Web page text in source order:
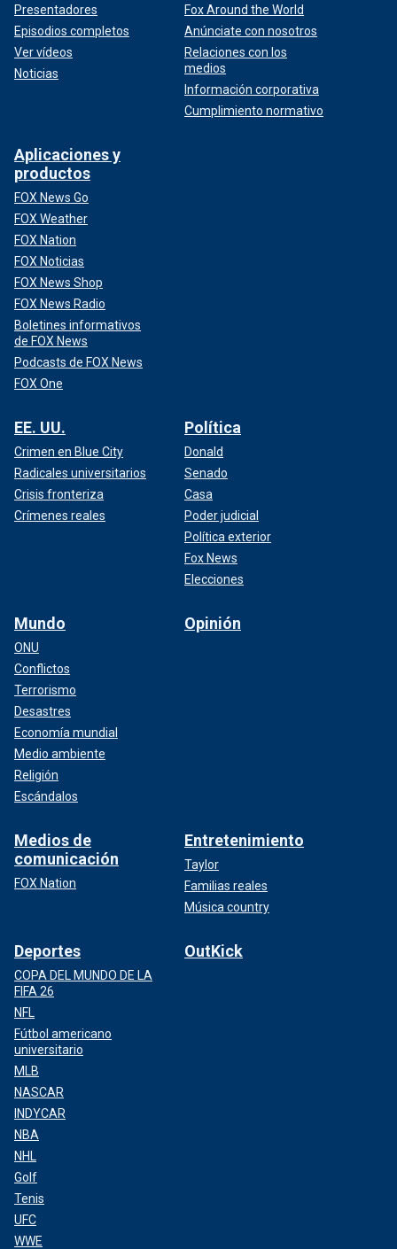
Presentadores
Episodios completos
Ver vídeos
Noticias
Fox Around the World
Anúnciate con nosotros
Relaciones con los
medios
Información corporativa
Cumplimiento normativo
Aplicaciones y
productos
FOX News Go
FOX Weather
FOX Nation
FOX Noticias
FOX News Shop
FOX News Radio
Boletines informativos
de FOX News
Podcasts de FOX News
FOX One
EE. UU.
Crimen en Blue City
Radicales universitarios
Crisis fronteriza
Crímenes reales
Política
Donald
Senado
Casa
Poder judicial
Política exterior
Fox News
Elecciones
Mundo
ONU
Conflictos
Terrorismo
Desastres
Economía mundial
Medio ambiente
Religión
Escándalos
Opinión
Medios de
comunicación
FOX Nation
Entretenimiento
Taylor
Familias reales
Música country
Deportes
COPA DEL MUNDO DE LA
FIFA 26
NFL
Fútbol americano
universitario
MLB
NASCAR
INDYCAR
NBA
NHL
Golf
Tenis
UFC
WWE
OutKick